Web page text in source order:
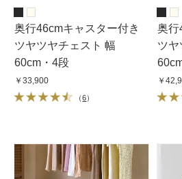
奥行46cmキャスター付き
ツヤツヤチェスト 幅
60cm・4段
￥33,900
（6）
奥行
ツヤ
￥